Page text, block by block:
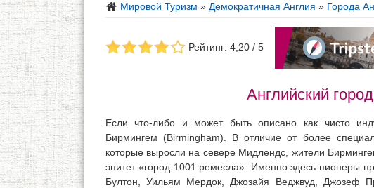
Мировой Туризм » Демократичная Англия » Города
Рейтинг: 4,20 / 5
Английский
Если что-либо и может быть описано как чисто
Бирмингем (Birmingham). В отличие от более
которые выросли на севере Мидлендс, жители
эпитет «город 1001 ремесла». Именно здесь пионеры
Бултон, Уильям Мердок, Джозайя Веджвуд, Джозеф